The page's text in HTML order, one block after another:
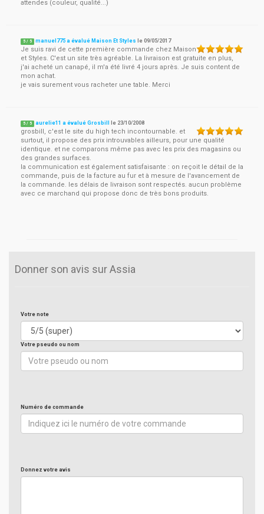
attendes (couleur, qualité...)
5 / 5 manuel775 a évalué Maison Et Styles le09/05/2017
Je suis ravi de cette première commande chez Maison
et Styles. C'est un site très agréable. La livraison est gratuite en plus,
j'ai acheté un canapé, il m'a été livré 4 jours après. Je suis content de
mon achat.
je vais surement vous racheter une table. Merci
5 / 5 aurelie11 a évalué Grosbill le 23/10/2008
grosbill, c'est le site du high tech incontournable. et
surtout, il propose des prix introuvables ailleurs, pour une qualité
identique. et ne comparons même pas avec les prix des magasins ou
des grandes surfaces.
la communication est également satisfaisante : on reçoit le détail de la
commande, puis de la facture au fur et à mesure de l'avancement de
la commande. les délais de livraison sont respectés. aucun problème
avec ce marchand qui propose donc de très bons produits.
Donner son avis sur Assia
Votre note
Votre pseudo ou nom
Numéro de commande
Donnez votre avis